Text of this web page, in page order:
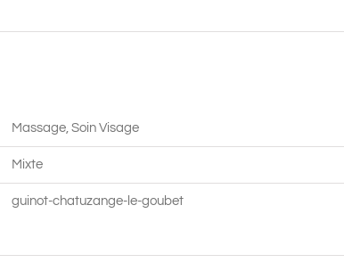
Goubet
Massage, Soin Visage
Mixte
guinot-chatuzange-le-goubet